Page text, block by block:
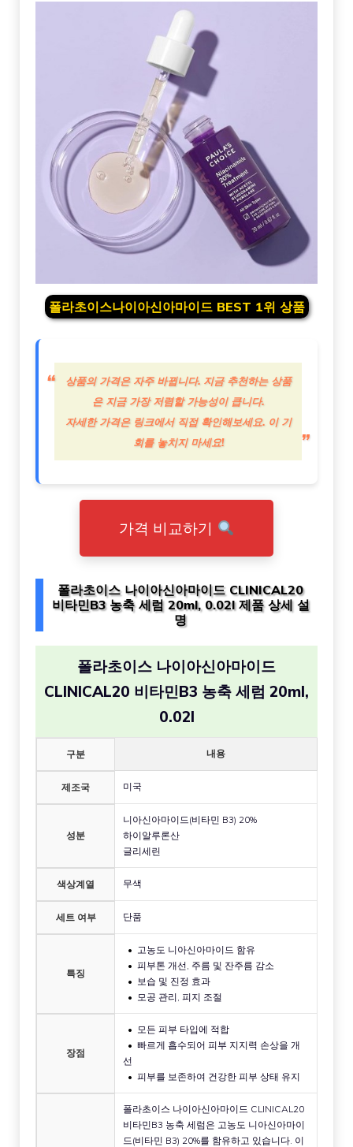
폴라초이스나이아신아마이드 BEST 1위 상품
상품의 가격은 자주 바뀝니다. 지금 추천하는 상품
은 지금 가장 저렴할 가능성이 큽니다.
자세한 가격은 링크에서 직접 확인해보세요. 이 기
회를 놓치지 마세요!
가격 비교하기
폴라초이스 나이아신아마이드 CLINICAL20
비타민B3 농축 세럼 20ml, 0.02l 제품 상세 설
명
폴라초이스 나이아신아마이드
CLINICAL20 비타민B3 농축 세럼 20ml,
0.02l
구분 내용
제조국 미국
성분
니아신아마이드(비타민 B3) 20%
하이알루론산
글리세린
색상계열 무색
세트 여부 단품
특징
고농도 니아신아마이드 함유
피부톤 개선, 주름 및 잔주름 감소
보습 및 진정 효과
모공 관리, 피지 조절
장점
모든 피부 타입에 적합
빠르게 흡수되어 피부 지지력 손상을 개
선
피부를 보존하여 건강한 피부 상태 유지
폴라초이스 나이아신아마이드 CLINICAL20
비타민B3 농축 세럼은 고농도 니아신아마이
드(비타민 B3) 20%를 함유하고 있습니다. 이